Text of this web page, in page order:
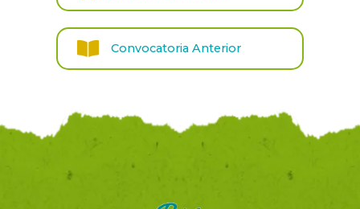
Convocatoria Anterior